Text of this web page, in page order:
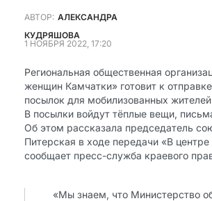
АВТОР: АЛЕКСАНДРА
КУДРЯШОВА
1 НОЯБРЯ 2022, 17:20
Региональная общественная
женщин Камчатки» готовит к
посылок для мобилизованных
В посылки войдут тёплые вещи,
Об этом рассказала председатель
Питерская в ходе передачи «В
сообщает пресс-служба краевого
«Мы знаем, что Министерство